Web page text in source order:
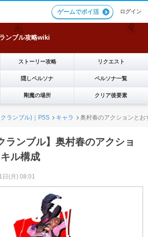
ゲームでポイ活 ログイン
ンブル攻略wiki
ストーリー攻略 リクエスト
隠しペルソナ ペルソナ一覧
剛魔の場所 クリア後要素
ランブル)｜P5S キャラ 奥村春のアクションとお
ランブル】奥村春のアクショ
ル構成
(月) 08:01